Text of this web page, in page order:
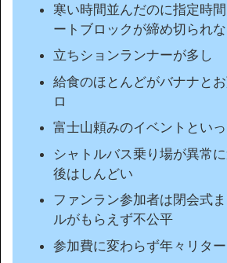
寒い時間並んだのに指定時
ートブロックが締め切られ
立ちションランナーが多し
給食のほとんどがバナナと
ロ
富士山頼みのイベントとい
シャトルバス乗り場が異常
後はしんどい
ファンラン参加者は閉会式
ルがもらえず不公平
参加費に変わらず年々リタ